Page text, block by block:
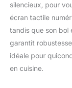
silencieux, pour
écran tactile
tandis que son bol
garantit
idéale pour
en cuisine.